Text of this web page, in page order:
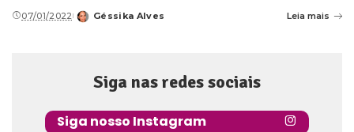
07/01/2022
Posted
Géssika Alves Leia mais
Siga nas redes sociais
Siga nosso Instagram